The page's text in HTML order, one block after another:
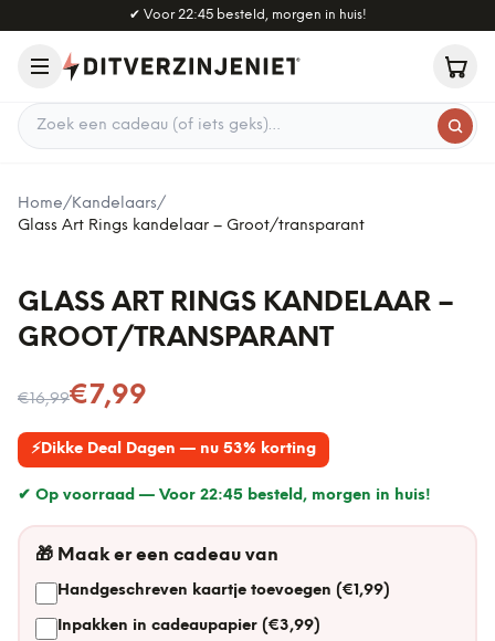
Naar hoofdinhoud
✔ Voor 22:45 besteld, morgen in huis!
Zoek een cadeau
Home/Kandelaars/
Glass Art Rings kandelaar – Groot/transparant
GLASS ART RINGS KANDELAAR –
GROOT/TRANSPARANT
€16,99
Nu voor
€7,99
⚡Dikke Deal Dagen — nu 53% korting
✔ Op voorraad — Voor 22:45 besteld, morgen in huis!
🎁 Maak er een cadeau van
Handgeschreven kaartje toevoegen (€1,99)
Inpakken in cadeaupapier (€3,99)